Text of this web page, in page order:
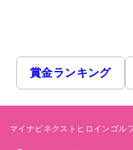
賞金ランキング
マイナビネクストヒロインゴル